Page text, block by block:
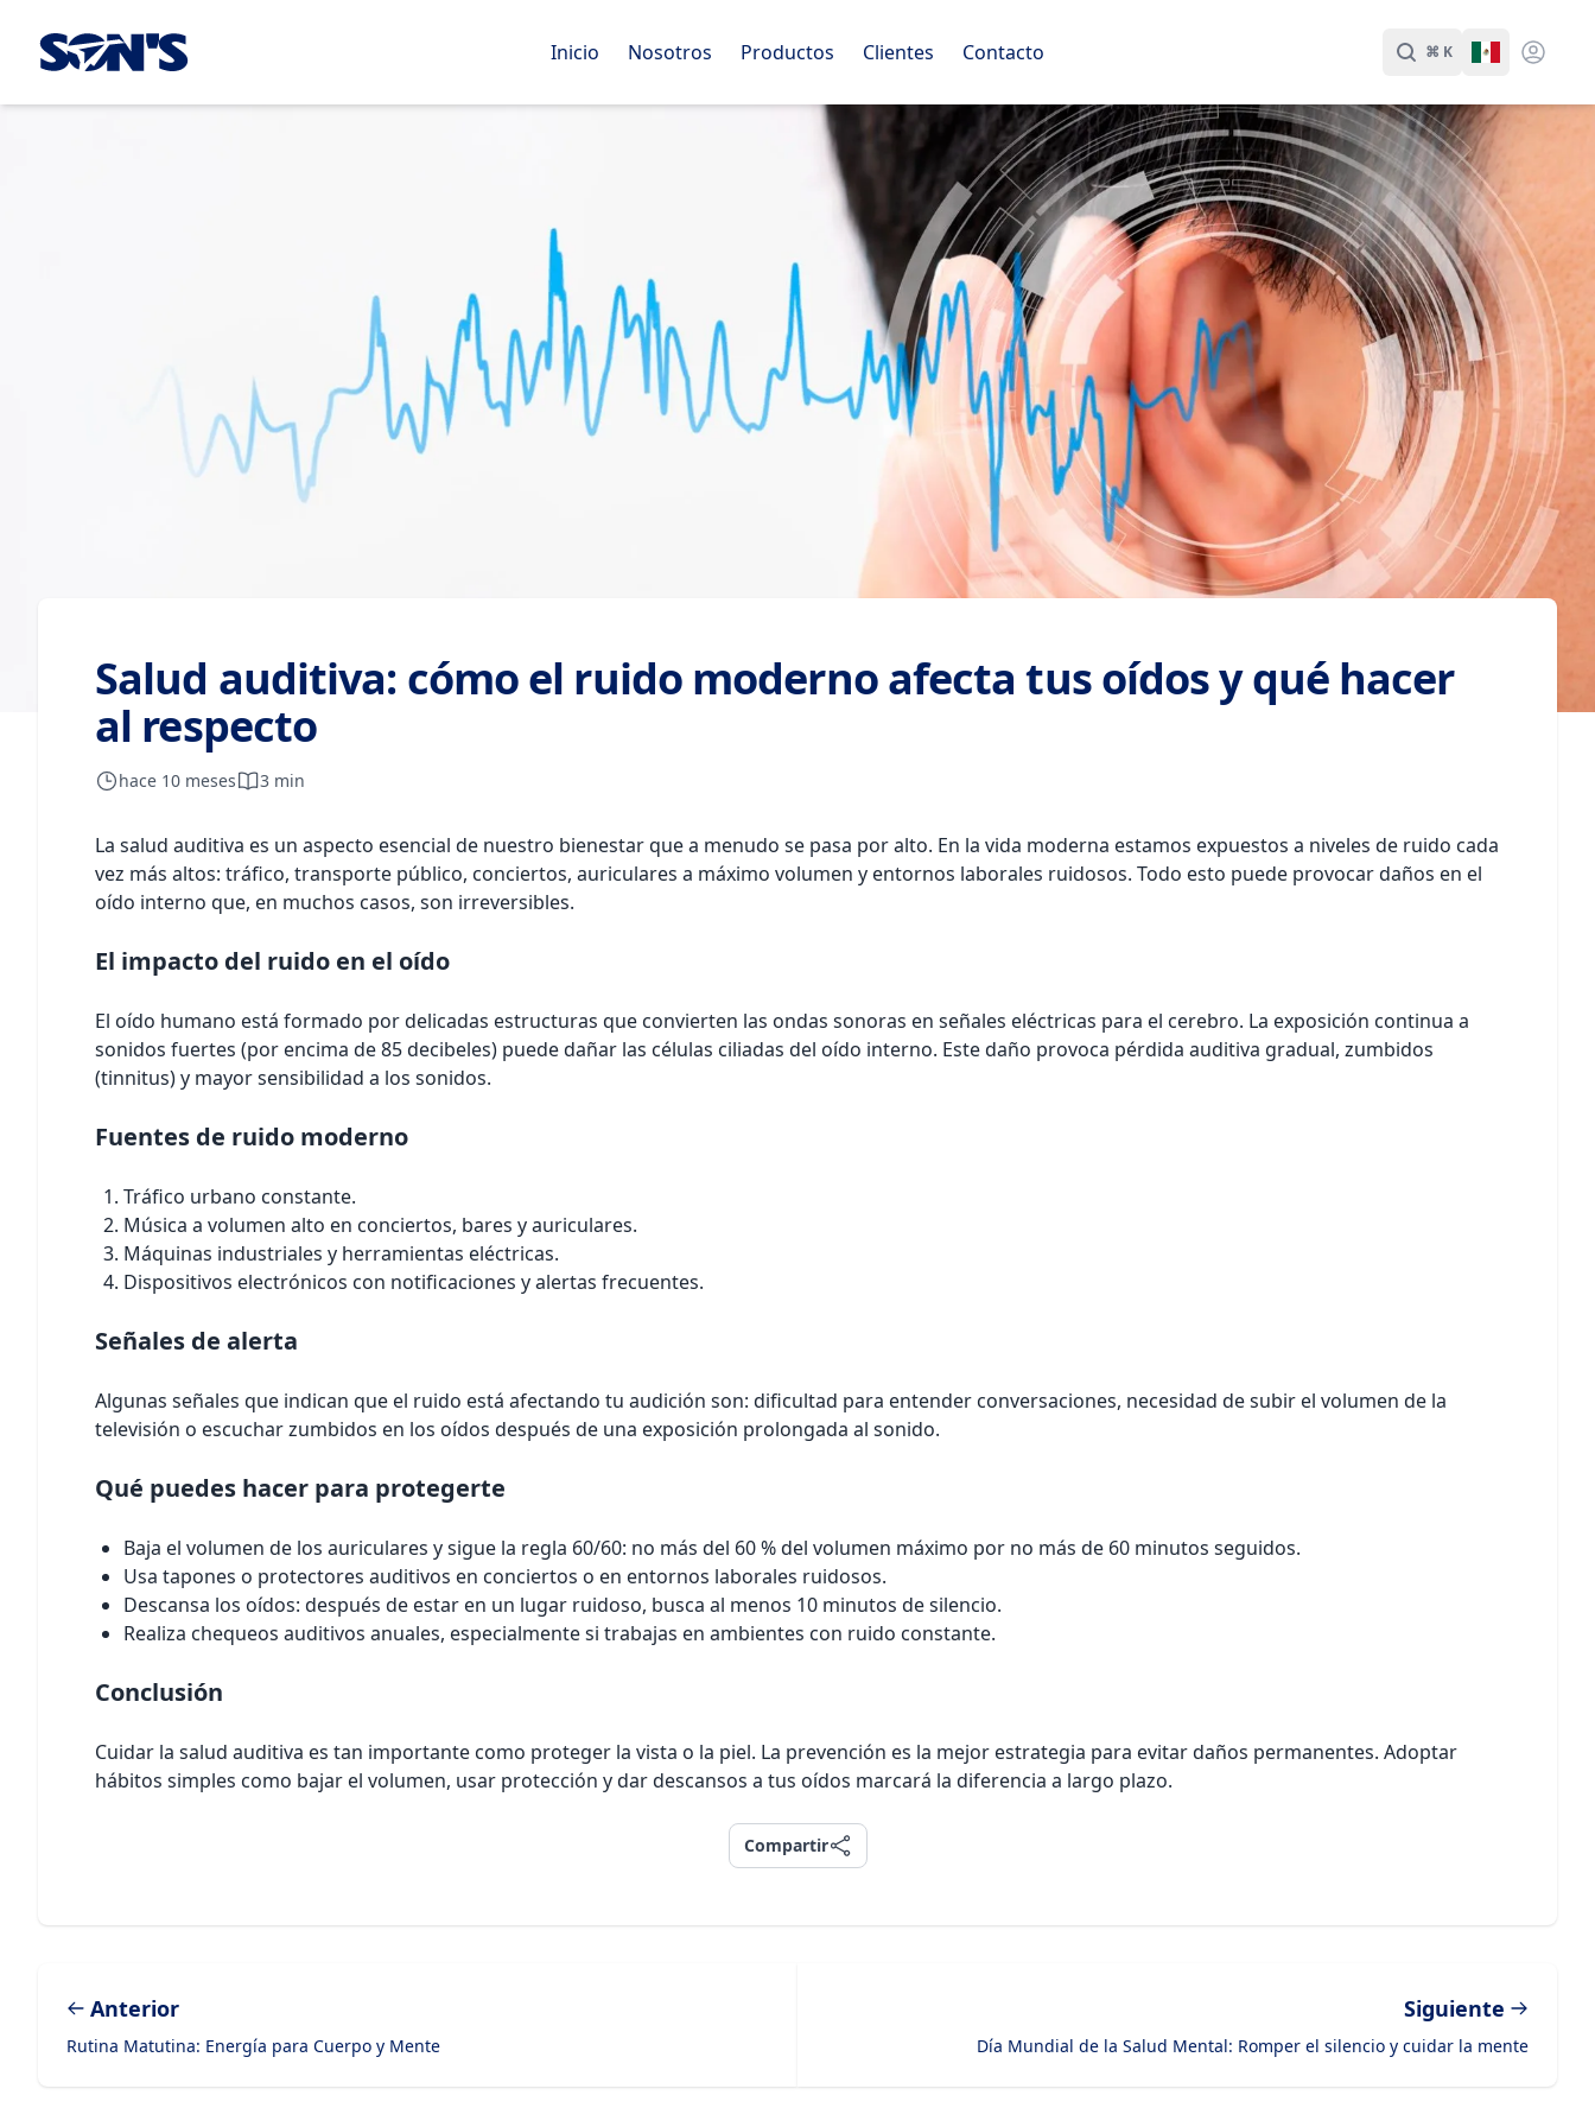
Laboratorios Química Son's Inicio Nosotros Productos Clientes Contacto Buscar
⌘ K Cambiar
Salud auditiva: cómo el ruido moderno afecta tus oídos y qué hacer
al respecto
hace 10 meses 3 min
La salud auditiva es un aspecto esencial de nuestro bienestar que a menudo se pasa por alto. En la vida moderna estamos expuestos a niveles de ruido cada
vez más altos: tráfico, transporte público, conciertos, auriculares a máximo volumen y entornos laborales ruidosos. Todo esto puede provocar daños en el
oído interno que, en muchos casos, son irreversibles.
El impacto del ruido en el oído
El oído humano está formado por delicadas estructuras que convierten las ondas sonoras en señales eléctricas para el cerebro. La exposición continua a
sonidos fuertes (por encima de 85 decibeles) puede dañar las células ciliadas del oído interno. Este daño provoca pérdida auditiva gradual, zumbidos
(tinnitus) y mayor sensibilidad a los sonidos.
Fuentes de ruido moderno
Tráfico urbano constante.
Música a volumen alto en conciertos, bares y auriculares.
Máquinas industriales y herramientas eléctricas.
Dispositivos electrónicos con notificaciones y alertas frecuentes.
Señales de alerta
Algunas señales que indican que el ruido está afectando tu audición son: dificultad para entender conversaciones, necesidad de subir el volumen de la
televisión o escuchar zumbidos en los oídos después de una exposición prolongada al sonido.
Qué puedes hacer para protegerte
Baja el volumen de los auriculares y sigue la regla 60/60: no más del 60 % del volumen máximo por no más de 60 minutos seguidos.
Usa tapones o protectores auditivos en conciertos o en entornos laborales ruidosos.
Descansa los oídos: después de estar en un lugar ruidoso, busca al menos 10 minutos de silencio.
Realiza chequeos auditivos anuales, especialmente si trabajas en ambientes con ruido constante.
Conclusión
Cuidar la salud auditiva es tan importante como proteger la vista o la piel. La prevención es la mejor estrategia para evitar daños permanentes. Adoptar
hábitos simples como bajar el volumen, usar protección y dar descansos a tus oídos marcará la diferencia a largo plazo.
Compartir
Compartir
Anterior
Rutina Matutina: Energía para Cuerpo y Mente
Siguiente
Día Mundial de la Salud Mental: Romper el silencio y cuidar la mente